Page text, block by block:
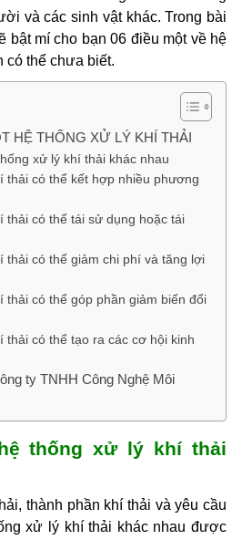
và các sinh vật khác. Trong bài
bật mí cho bạn 06 điều một về hệ
có thể chưa biết.
HỆ THỐNG XỬ LÝ KHÍ THẢI
xử lý khí thải khác nhau
thải có thể kết hợp nhiều phương
thải có thể tái sử dụng hoặc tái
thải có thể giảm chi phí và tăng lợi
thải có thể góp phần giảm biến đổi
thải có thể tạo ra các cơ hội kinh
ty TNHH Công Nghệ Môi
thống xử lý khí thải
thành phần khí thải và yêu cầu
xử lý khí thải khác nhau được